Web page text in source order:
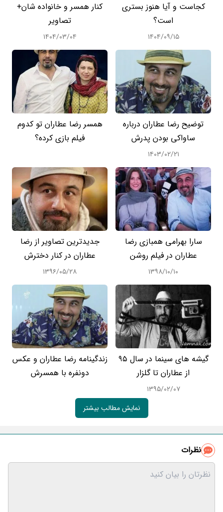
کجاست و آیا هنوز بستری
است؟
۱۴۰۴/۰۹/۱۵
کنار همسر و خانواده شان+
تصاویر
۱۴۰۴/۰۳/۰۴
توضیح رضا عطاران درباره
ساواکی بودن پدرش
۱۴۰۳/۰۲/۲۱
همسر رضا عطاران تو کدوم
فیلم بازی کرده؟
سارا بهرامی همبازی رضا
عطاران در فیلم روشن
۱۳۹۸/۱۰/۱۰
جدیدترین تصاویر از رضا
عطاران در کنار دخترش
۱۳۹۶/۰۵/۲۸
گیشه های سینما در سال 95
از عطاران تا گلزار
۱۳۹۵/۰۲/۰۷
زندگینامه رضا عطاران و عکس
دونفره با همسرش
نمایش مطالب بیشتر
نظرات